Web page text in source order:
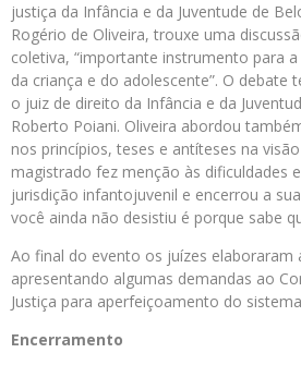
justiça da Infância e da Juventude de
Rogério de Oliveira, trouxe uma
coletiva, “importante instrumento para
da criança e do adolescente”. O debate
o juiz de direito da Infância e da
Roberto Poiani. Oliveira abordou
nos princípios, teses e antíteses na
magistrado fez menção às dificuldades
jurisdição infantojuvenil e encerrou a
você ainda não desistiu é porque sabe
Ao final do evento os juízes elaboraram
apresentando algumas demandas ao
Justiça para aperfeiçoamento do
Encerramento